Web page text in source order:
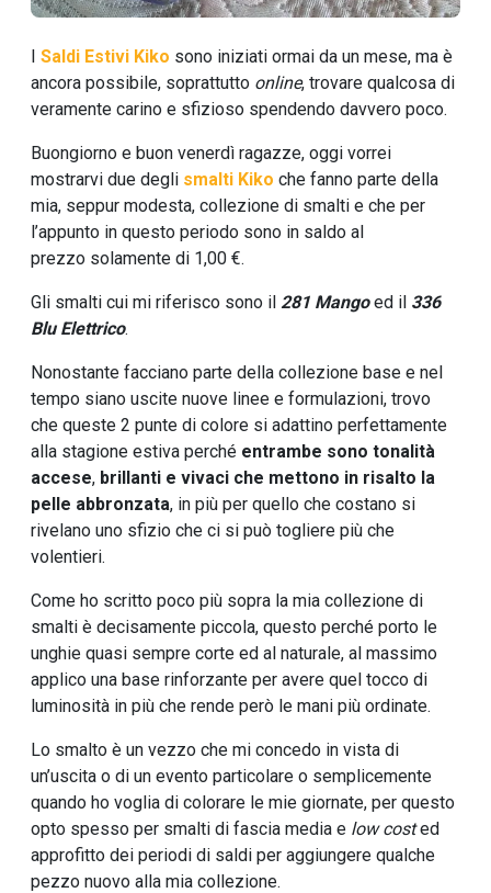
I Saldi Estivi Kiko sono iniziati ormai da un mese, ma è
ancora possibile, soprattutto online, trovare qualcosa di
veramente carino e sfizioso spendendo davvero poco.
Buongiorno e buon venerdì ragazze, oggi vorrei
mostrarvi due degli smalti Kiko che fanno parte della
mia, seppur modesta, collezione di smalti e che per
l’appunto in questo periodo sono in saldo al
prezzo solamente di 1,00 €.
Gli smalti cui mi riferisco sono il 281 Mangoed il 336
Blu Elettrico.
Nonostante facciano parte della collezione base e nel
tempo siano uscite nuove linee e formulazioni, trovo
che queste 2 punte di colore si adattino perfettamente
alla stagione estiva perché entrambe sono tonalità
accese, brillanti e vivaci che mettono in risalto la
pelle abbronzata, in più per quello che costano si
rivelano uno sfizio che ci si può togliere più che
volentieri.
Come ho scritto poco più sopra la mia collezione di
smalti è decisamente piccola, questo perché porto le
unghie quasi sempre corte ed al naturale, al massimo
applico una base rinforzante per avere quel tocco di
luminosità in più che rende però le mani più ordinate.
Lo smalto è un vezzo che mi concedo in vista di
un’uscita o di un evento particolare o semplicemente
quando ho voglia di colorare le mie giornate, per questo
opto spesso per smalti di fascia media e low costed
approfitto dei periodi di saldi per aggiungere qualche
pezzo nuovo alla mia collezione.